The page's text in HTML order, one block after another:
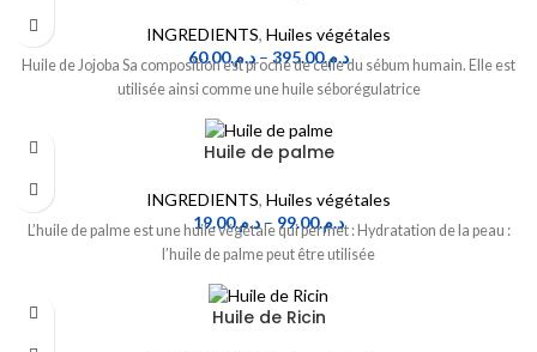
INGREDIENTS, Huiles végétales
د.م.60.00 – د.م.395.00
Huile de Jojoba Sa composition est proche de celle du sébum humain. Elle est
utilisée ainsi comme une huile séborégulatrice
Huile de palme
INGREDIENTS, Huiles végétales
د.م.19.00 – د.م.99.00
L’huile de palme est une huile végétale qui permet : Hydratation de la peau :
l’huile de palme peut être utilisée
Huile de Ricin